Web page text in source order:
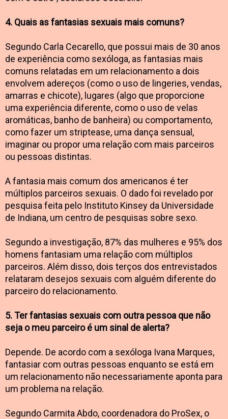
4. Quais as fantasias sexuais mais comuns?
Segundo Carla Cecarello, que possui mais de 30 anos
de experiência como sexóloga, as fantasias mais
comuns relatadas em um relacionamento a dois
envolvem adereços (como o uso de lingeries, vendas,
amarras e chicote), lugares (algo que proporcione
uma experiência diferente, como o uso de velas
aromáticas, banho de banheira) ou comportamento,
como fazer um striptease, uma dança sensual,
imaginar ou propor uma relação com mais parceiros
ou pessoas distintas.
A fantasia mais comum dos americanos é ter
múltiplos parceiros sexuais. O dado foi revelado por
pesquisa feita pelo Instituto Kinsey da Universidade
de Indiana, um centro de pesquisas sobre sexo.
Segundo a investigação, 87% das mulheres e 95% dos
homens fantasiam uma relação com múltiplos
parceiros. Além disso, dois terços dos entrevistados
relataram desejos sexuais com alguém diferente do
parceiro do relacionamento.
5. Ter fantasias sexuais com outra pessoa que não
seja o meu parceiro é um sinal de alerta?
Depende. De acordo com a sexóloga Ivana Marques,
fantasiar com outras pessoas enquanto se está em
um relacionamento não necessariamente aponta para
um problema na relação.
Segundo Carmita Abdo, coordenadora do ProSex, o